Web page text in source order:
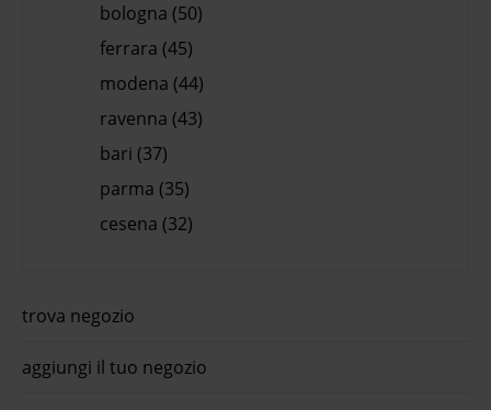
bologna (50)
ferrara (45)
modena (44)
ravenna (43)
bari (37)
parma (35)
cesena (32)
trova negozio
aggiungi il tuo negozio